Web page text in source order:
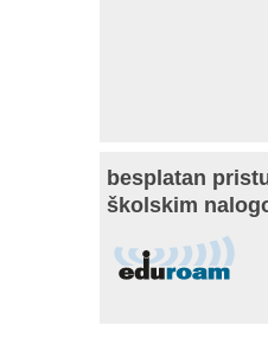
besplatan
školskim